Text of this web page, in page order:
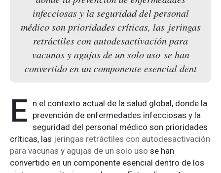
infecciosas y la seguridad del personal
médico son prioridades críticas, las jeringas
retráctiles con autodesactivación para
vacunas y agujas de un solo uso se han
convertido en un componente esencial dent
E n el contexto actual de la salud global, donde la
prevención de enfermedades infecciosas y la
seguridad del personal médico son prioridades
críticas, las jeringas retráctiles con autodesactivación
para vacunas y agujas de un solo uso se han
convertido en un componente esencial dentro de los